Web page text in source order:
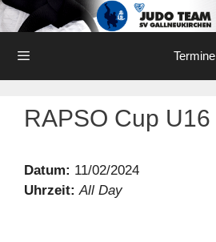
Skip
to
content
Termine
RAPSO Cup U16
Datum: 11/02/2024
Uhrzeit: All Day